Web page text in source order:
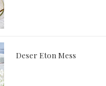
Deser Eton Mess